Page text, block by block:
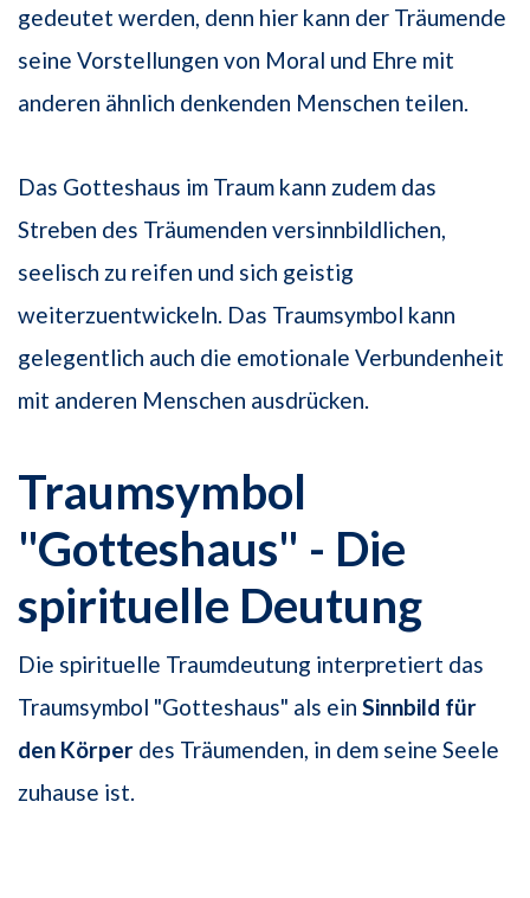
gedeutet werden, denn hier kann der Träumende
seine Vorstellungen von Moral und Ehre mit
anderen ähnlich denkenden Menschen teilen.
Das Gotteshaus im Traum kann zudem das
Streben des Träumenden versinnbildlichen,
seelisch zu reifen und sich geistig
weiterzuentwickeln. Das Traumsymbol kann
gelegentlich auch die emotionale Verbundenheit
mit anderen Menschen ausdrücken.
Traumsymbol
"Gotteshaus" - Die
spirituelle Deutung
Die spirituelle Traumdeutung interpretiert das
Traumsymbol "Gotteshaus" als ein Sinnbild für
den Körper des Träumenden, in dem seine Seele
zuhause ist.